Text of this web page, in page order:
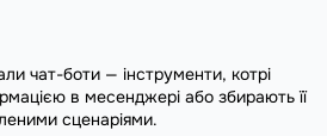
чат-боти — інструменти, котрі
в месенджері або збирають її
сценаріями.